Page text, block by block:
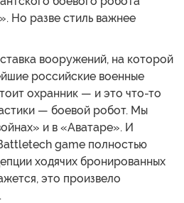
Но разве стиль важнее
вооружений, на которой
российские военные
охранник — и это что-то
— боевой робот. Мы
и в «Аватаре». И
game полностью
ходячих бронированных
это произвело